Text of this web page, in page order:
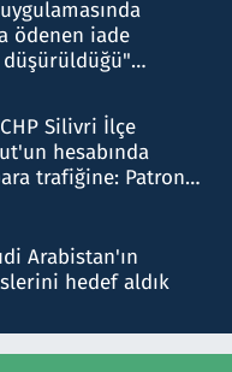
ödenen iade
düşürüldüğü"
Silivri İlçe
hesabında
trafiğine: Patron
Arabistan'ın
hedef aldık